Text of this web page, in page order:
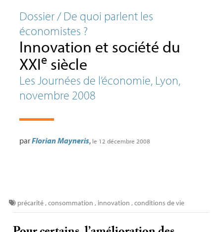
Dossier / De quoi parlent les
économistes ?
Innovation et société du
XXIesiècle
Les Journées de l’économie, Lyon,
novembre 2008
parFlorian Mayneris, le 12 décembre 2008
précarité,consommation , innovation ,conditions de vie